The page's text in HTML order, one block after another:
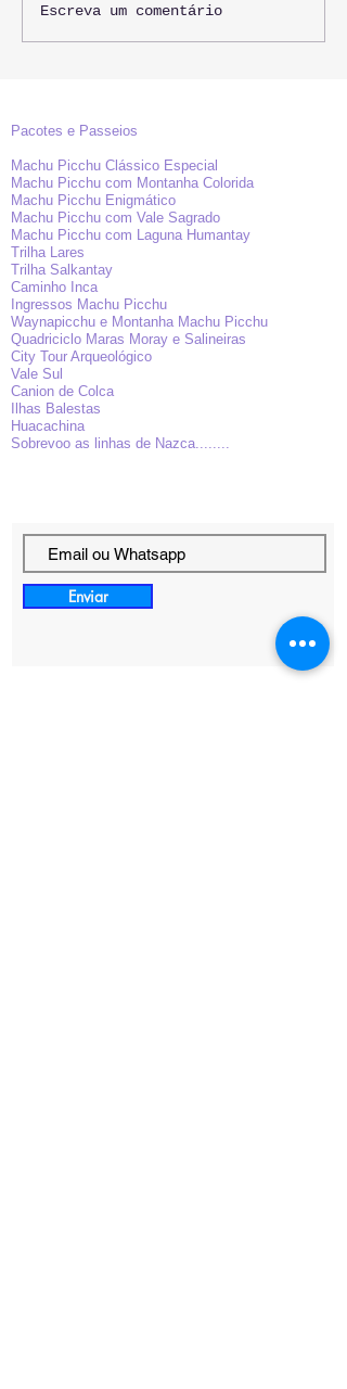
Filme Transformers - Em
Machu Picchu
Escreva um comentário
Enviar
Pacotes e Passeios
Machu Picchu Clássico Especial
Machu Picchu com Montanha Colorida
Machu Picchu Enigmático
Machu Picchu com Vale Sagrado
Machu Picchu com Laguna Humantay
Trilha Lares
Trilha Salkantay
Caminho Inca
Ingressos Machu Picchu
Waynapicchu e Montanha Machu Picchu
Quadriciclo Maras Moray e Salineiras
City Tour Arqueológico
Vale Sul
Canion de Colca
Ilhas Balestas
Huacachina
Sobrevoo as linhas de Nazca........